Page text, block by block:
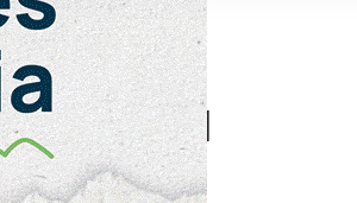
por el